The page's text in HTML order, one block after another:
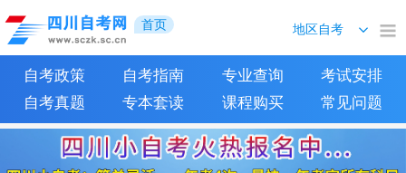
首页
自考政策 自考指南 专业查询
考试安排
自考真题
专本套读 课程购买 常见问题